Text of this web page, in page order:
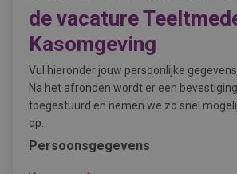
de vacature
Kasomgeving
Vul hieronder jouw persoonlijke
Na het afronden wordt er een
toegestuurd en nemen we zo snel
op.
Persoonsgegevens